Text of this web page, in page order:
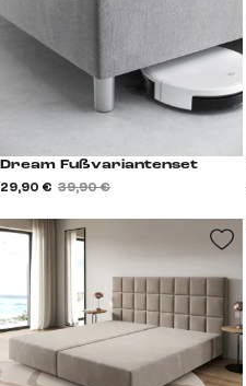
Dream Fußvariantenset
29,90 € 39,90 €